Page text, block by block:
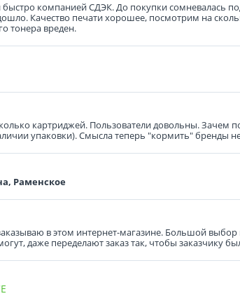
быстро компанией СДЭК. До покупки сомневалась
Качество печати хорошее, посмотрим на
тонера вреден.
картриджей. Пользователи довольны. Зачем
упаковки). Смысла теперь "кормить" бренды
Раменское
в этом интернет-магазине. Большой выбор
даже переделают заказ так, чтобы заказчику